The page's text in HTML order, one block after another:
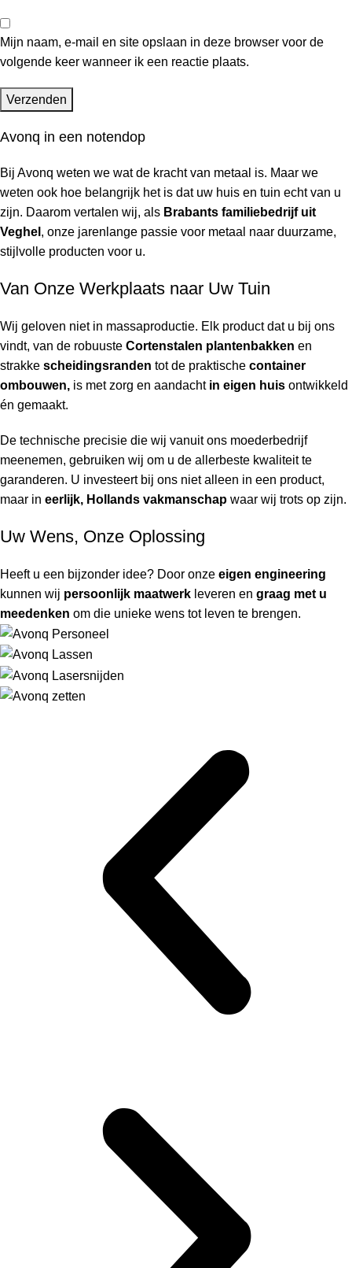
Mijn naam, e-mail en site opslaan in deze browser voor de
volgende keer wanneer ik een reactie plaats.
Avonq in een notendop
Bij Avonq weten we wat de kracht van metaal is. Maar we
weten ook hoe belangrijk het is dat uw huis en tuin echtvan u
zijn. Daarom vertalen wij, als Brabants familiebedrijf uit
Veghel , onze jarenlange passie voor metaal naar duurzame,
stijlvolle producten voor u.
Van Onze Werkplaats naar Uw Tuin
Wij geloven niet in massaproductie. Elk product dat u bij ons
vindt, van de robuuste Cortenstalen plantenbakken en
strakke scheidingsranden tot de praktische container
ombouwen, is met zorg en aandacht in eigen huis ontwikkeld
én gemaakt.
De technische precisie die wij vanuit ons moederbedrijf
meenemen, gebruiken wij om u de allerbeste kwaliteit te
garanderen. U investeert bij ons niet alleen in een product,
maar in eerlijk, Hollands vakmanschap waar wij trots op zijn.
Uw Wens, Onze Oplossing
Heeft u een bijzonder idee? Door onze eigen engineering
kunnen wij persoonlijk maatwerk leveren en graag met u
meedenken om die unieke wens tot leven te brengen.